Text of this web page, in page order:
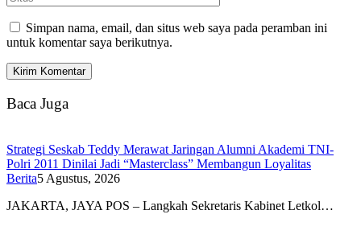
Simpan nama, email, dan situs web saya pada peramban ini
untuk komentar saya berikutnya.
Baca Juga
Strategi Seskab Teddy Merawat Jaringan Alumni Akademi TNI-
Polri 2011 Dinilai Jadi “Masterclass” Membangun Loyalitas
Berita5 Agustus, 2026
JAKARTA, JAYA POS – Langkah Sekretaris Kabinet Letkol…